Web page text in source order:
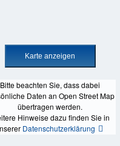
Bitte beachten Sie, dass dabei
Daten an Open Street Map
übertragen werden.
Hinweise dazu finden Sie in
Datenschutzerklärung